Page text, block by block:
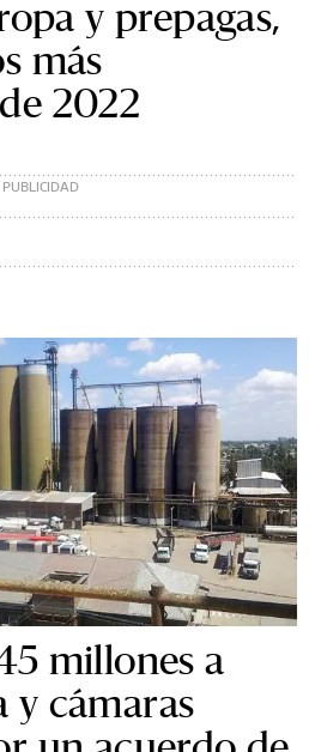
y prepagas,
más
2022
millones a
y cámaras